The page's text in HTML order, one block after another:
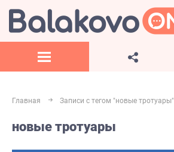
Главная Записи с тегом "новые тротуары"
новые тротуары